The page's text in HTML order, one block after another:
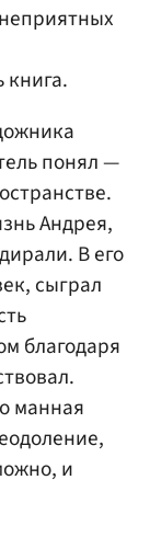
книга.
понял —
Андрея,
В его
сыграл
благодаря
манная
и